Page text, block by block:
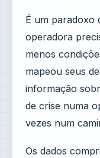
É um paradoxo
operadora
menos
mapeou seus
informação
de crise numa
vezes num
Os dados